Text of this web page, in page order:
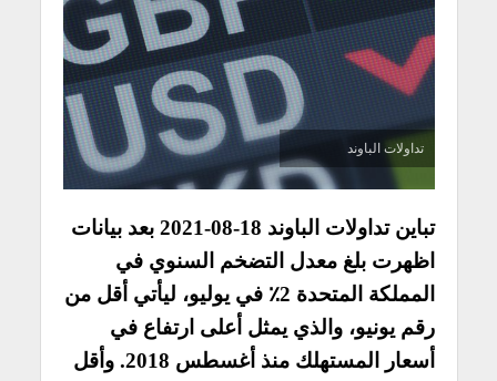
تداولات الباوند
تباين تداولات الباوند 18-08-2021 بعد بيانات
اظهرت بلغ معدل التضخم السنوي في
المملكة المتحدة 2٪ في يوليو، ليأتي أقل من
رقم يونيو، والذي يمثل أعلى ارتفاع في
أسعار المستهلك منذ أغسطس 2018. وأقل